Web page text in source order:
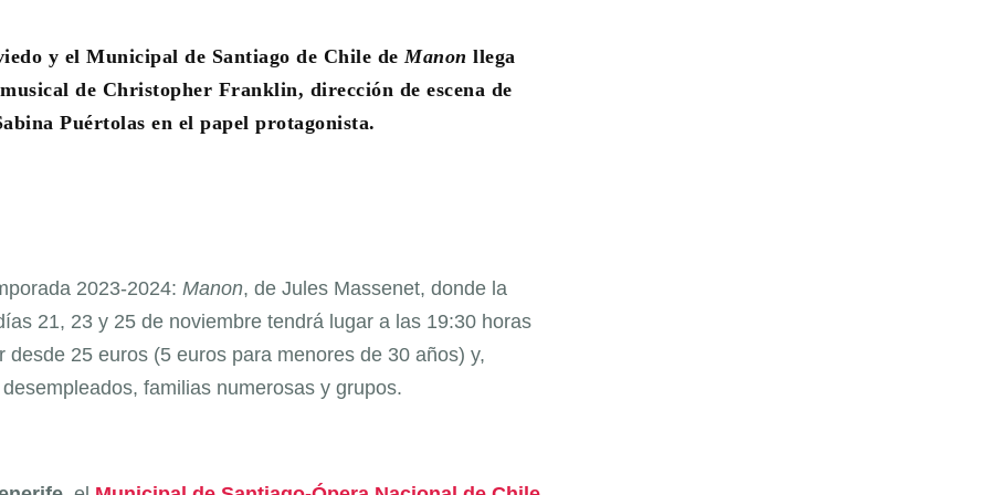
y el Municipal de Santiago de Chile de Manonllega
de Christopher Franklin, dirección de escena de
Puértolas en el papel protagonista.
2023-2024: Manon, de Jules Massenet, donde la
21, 23 y 25 de noviembre tendrá lugar a las 19:30 horas
25 euros (5 euros para menores de 30 años) y,
familias numerosas y grupos.